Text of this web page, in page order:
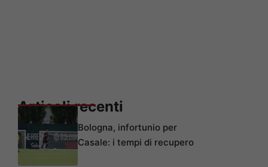
Articoli recenti
Bologna, infortunio per
Casale: i tempi di recupero